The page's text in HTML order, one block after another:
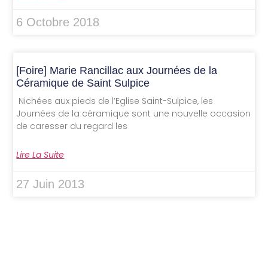
6 Octobre 2018
[Foire] Marie Rancillac aux Journées de la
Céramique de Saint Sulpice
Nichées aux pieds de l’Eglise Saint-Sulpice, les
Journées de la céramique sont une nouvelle occasion
de caresser du regard les
Lire La Suite
27 Juin 2013